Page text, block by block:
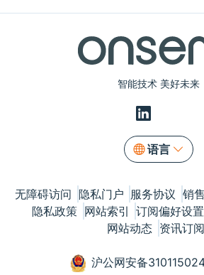
智能技术 美好未来
语言
无障碍访问 隐私门户 服务协议 销
隐私政策 网站索引 订阅偏好设置
网站动态 资讯订阅
沪公网安备